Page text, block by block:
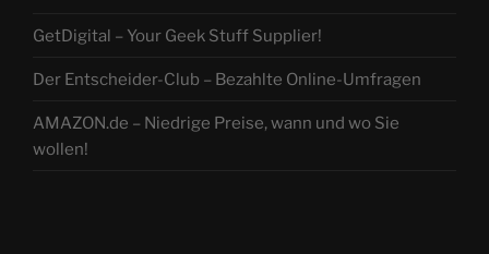
GetDigital – Your Geek Stuff Supplier!
Der Entscheider-Club – Bezahlte Online-Umfragen
AMAZON.de – Niedrige Preise, wann und wo Sie
wollen!